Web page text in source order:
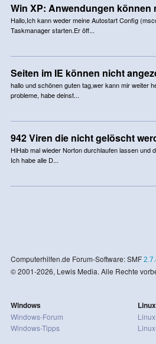
Win XP: Anwendungen können
Hallo,Ich kann weder meine Autostart Config
Taskmanager starten.Er öff...
Seiten im IE können nicht
hallo und schönen guten tag,wer kann mir weiter
probleme, habe deinst...
942 Viren die nicht gelöscht
HiHab mal wieder Norton durchlaufen lassen und
Ich habe alle D...
Computerhilfen.de Forum-Software: SMF
© 2001-2026, Lewis Media. Alle Rechte
Windows
Windows-Forum
Windows-Tipps
Linux